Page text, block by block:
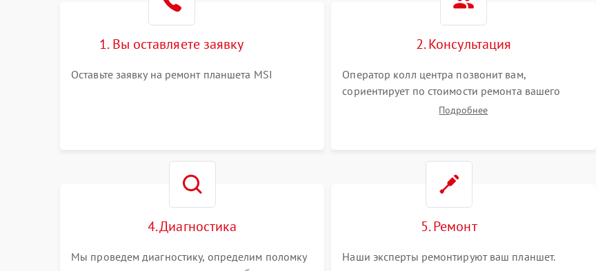
1. Вы оставляете заявку
Оставьте заявку на ремонт планшета MSI
2. Консультация
Оператор колл центра позвонит вам,
сориентирует по стоимости ремонта вашего
планшета а также ответит на все ваши вопросы.
Подробнее
4. Диагностика
Мы проведем диагностику, определим поломку
5. Ремонт
Наши эксперты ремонтируют ваш планшет.